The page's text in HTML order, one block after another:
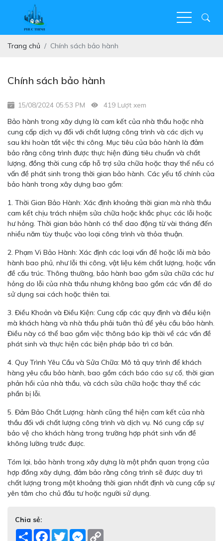
Trang chủ Chính sách bảo hành
Chính sách bảo hành
15/08/2024 05:53 PM
419 Lượt xem
Bảo hành trong xây dựng là cam kết của nhà thầu hoặc nhà
cung cấp dịch vụ đối với chất lượng công trình và các dịch vụ
sau khi hoàn tất việc thi công. Mục tiêu của bảo hành là đảm
bảo rằng công trình được thực hiện đúng tiêu chuẩn và chất
lượng, đồng thời cung cấp hỗ trợ sửa chữa hoặc thay thế nếu có
vấn đề phát sinh trong thời gian bảo hành. Các yếu tố chính của
bảo hành trong xây dựng bao gồm:
1. Thời Gian Bảo Hành: Xác định khoảng thời gian mà nhà thầu
cam kết chịu trách nhiệm sửa chữa hoặc khắc phục các lỗi hoặc
hư hỏng. Thời gian bảo hành có thể dao động từ vài tháng đến
nhiều năm tùy thuộc vào loại công trình và thỏa thuận.
2. Phạm Vi Bảo Hành: Xác định các loại vấn đề hoặc lỗi mà bảo
hành bao phủ, như lỗi thi công, vật liệu kém chất lượng, hoặc vấn
đề cấu trúc. Thông thường, bảo hành bao gồm sửa chữa các hư
hỏng do lỗi của nhà thầu nhưng không bao gồm các vấn đề do
sử dụng sai cách hoặc thiên tai.
3. Điều Khoản và Điều Kiện: Cung cấp các quy định và điều kiện
mà khách hàng và nhà thầu phải tuân thủ để yêu cầu bảo hành.
Điều này có thể bao gồm việc thông báo kịp thời về các vấn đề
phát sinh và thực hiện các biện pháp bảo trì cơ bản.
4. Quy Trình Yêu Cầu và Sửa Chữa: Mô tả quy trình để khách
hàng yêu cầu bảo hành, bao gồm cách báo cáo sự cố, thời gian
phản hồi của nhà thầu, và cách sửa chữa hoặc thay thế các
phần bị lỗi.
5. Đảm Bảo Chất Lượng: hành cũng thể hiện cam kết của nhà
thầu đối với chất lượng công trình và dịch vụ. Nó cung cấp sự
bảo vệ cho khách hàng trong trường hợp phát sinh vấn đề
không lường trước được.
Tóm lại, bảo hành trong xây dựng là một phần quan trọng của
hợp đồng xây dựng, đảm bảo rằng công trình sẽ được duy trì
chất lượng trong một khoảng thời gian nhất định và cung cấp sự
yên tâm cho chủ đầu tư hoặc người sử dụng.
Chia sẻ:
Share Facebook
TwitterMessenger